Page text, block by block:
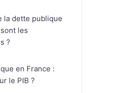
la dette publique
les
?
en France :
le PIB ?